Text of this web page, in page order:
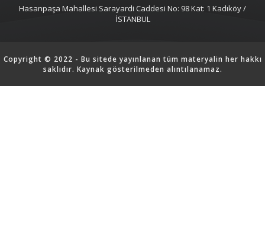
Hasanpaşa Mahallesi Sarayardi Caddesi No: 98 Kat: 1 Kadıköy /
İSTANBUL
Copyright © 2022 - Bu sitede yayınlanan tüm materyalin her hakkı
saklıdır. Kaynak gösterilmeden alıntılanamaz.